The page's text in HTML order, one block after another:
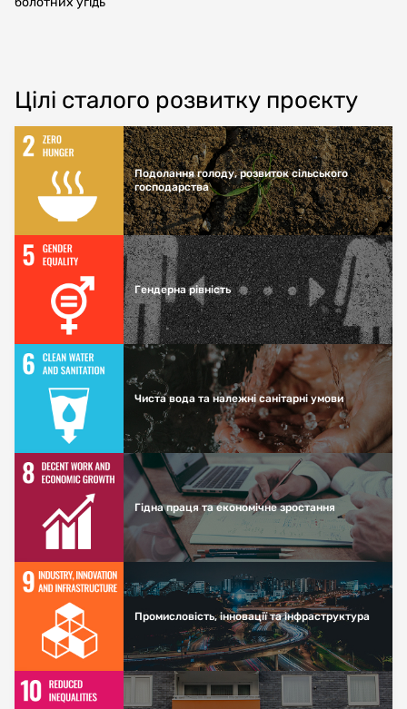
Цілі сталого розвитку проєкту
Подолання голоду, розвиток сільського
господарства
Гендерна рівність
Чиста вода та належні санітарні умови
Гідна праця та економічне зростання
Промисловість, інновації та інфраструктура